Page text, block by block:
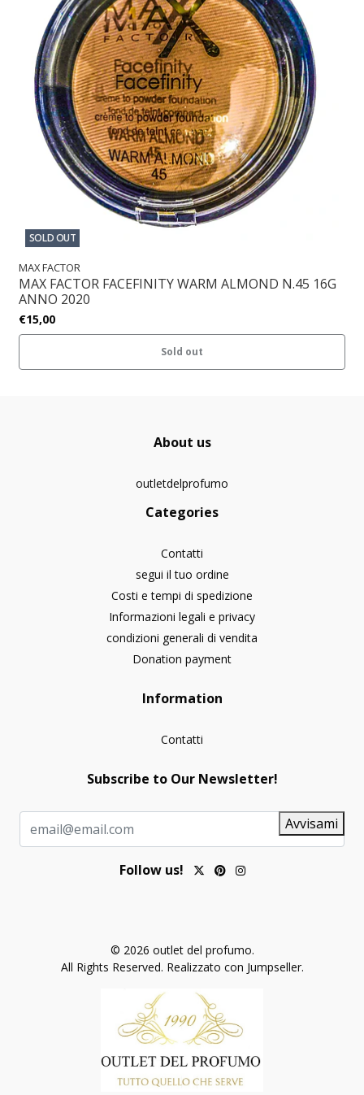
SOLD OUT
MAX FACTOR
MAX FACTOR FACEFINITY WARM ALMOND N.45 16G
ANNO 2020
€15,00
Sold out
About us
outletdelprofumo
Categories
Contatti
segui il tuo ordine
Costi e tempi di spedizione
Informazioni legali e privacy
condizioni generali di vendita
Donation payment
Information
Contatti
Subscribe to Our Newsletter!
Avvisami
Follow us!
© 2026 outlet del profumo.
All Rights Reserved. Realizzato con Jumpseller.